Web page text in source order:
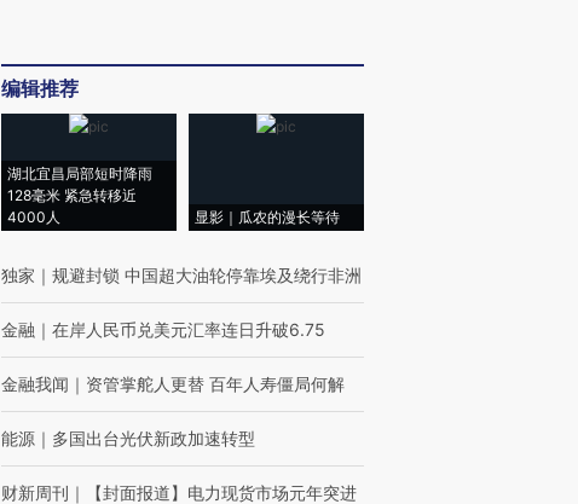
编辑推荐
湖北宜昌局部短时降雨
128毫米 紧急转移近
4000人
显影｜瓜农的漫长等待
独家 ｜ 规避封锁 中国超大油轮停靠埃及绕行非洲
金融 ｜ 在岸人民币兑美元汇率连日升破6.75
金融我闻 ｜ 资管掌舵人更替 百年人寿僵局何解
能源 ｜ 多国出台光伏新政加速转型
财新周刊 ｜ 【封面报道】电力现货市场元年突进